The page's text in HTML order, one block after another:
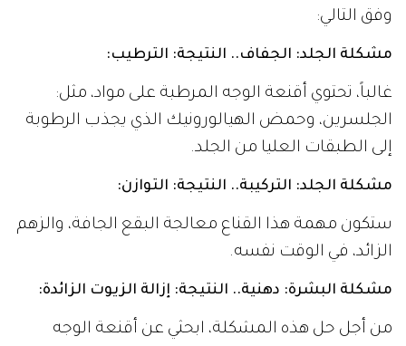
وفق التالي:
مشكلة الجلد: الجفاف.. النتيجة: الترطيب:
غالباً، تحتوي أقنعة الوجه المرطبة على مواد، مثل:
الجلسرين، وحمض الهيالورونيك الذي يجذب الرطوبة
إلى الطبقات العليا من الجلد.
مشكلة الجلد: التركيبة.. النتيجة: التوازن:
ستكون مهمة هذا القناع معالجة البقع الجافة، والزهم
الزائد، في الوقت نفسه.
مشكلة البشرة: دهنية.. النتيجة: إزالة الزيوت الزائدة:
من أجل حل هذه المشكلة، ابحثي عن أقنعة الوجه